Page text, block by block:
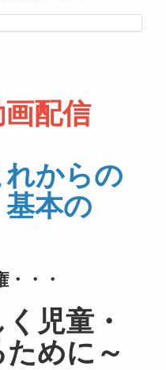
配信
からの
本の
・・
児童・
めに～